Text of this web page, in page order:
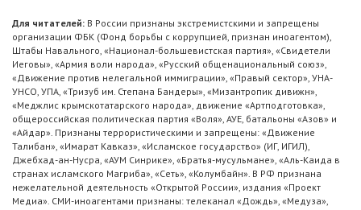
Для читателей: В России признаны экстремистскими и запрещены
организации ФБК (Фонд борьбы с коррупцией, признан иноагентом),
Штабы Навального, «Национал-большевистская партия», «Свидетели
Иеговы», «Армия воли народа», «Русский общенациональный союз»,
«Движение против нелегальной иммиграции», «Правый сектор», УНА-
УНСО, УПА, «Тризуб им. Степана Бандеры», «Мизантропик дивижн»,
«Меджлис крымскотатарского народа», движение «Артподготовка»,
общероссийская политическая партия «Воля», АУЕ, батальоны «Азов» и
«Айдар». Признаны террористическими и запрещены: «Движение
Талибан», «Имарат Кавказ», «Исламское государство» (ИГ, ИГИЛ),
Джебхад-ан-Нусра, «АУМ Синрике», «Братья-мусульмане», «Аль-Каида в
странах исламского Магриба», «Сеть», «Колумбайн». В РФ признана
нежелательной деятельность «Открытой России», издания «Проект
Медиа». СМИ-иноагентами признаны: телеканал «Дождь», «Медуза»,